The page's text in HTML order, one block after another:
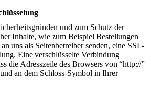
und zum Schutz der
Inhalte, wie zum Beispiel Bestellungen
uns als Seitenbetreiber senden, eine SSL-
Eine verschlüsselte Verbindung
die Adresszeile des Browsers von “http://”
an dem Schloss-Symbol in Ihrer